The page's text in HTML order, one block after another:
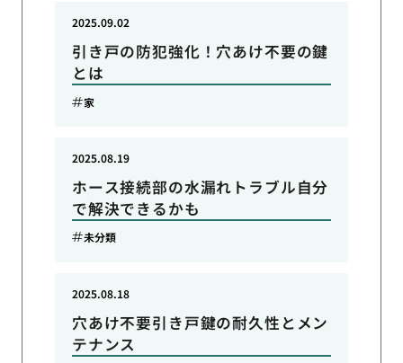
引き戸の防犯強化！穴あけ不要の鍵
とは
2025.09.02
家
ホース接続部の水漏れトラブル自分
で解決できるかも
2025.08.19
未分類
穴あけ不要引き戸鍵の耐久性とメン
テナンス
2025.08.18